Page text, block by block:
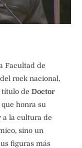
Facultad de
rock nacional,
título de Doctor
honra su
a la cultura de
sino un
figuras más